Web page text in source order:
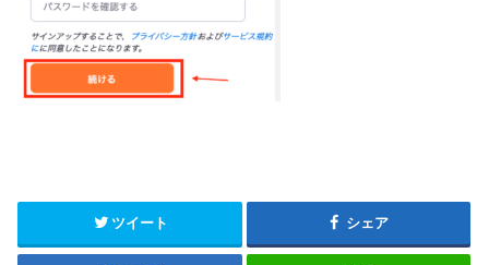
ツイート シェア